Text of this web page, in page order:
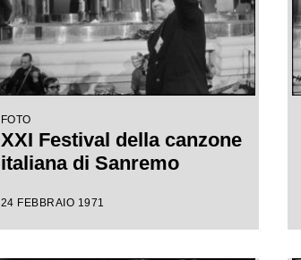
FOTO
XXI Festival della canzone
italiana di Sanremo
24 FEBBRAIO 1971